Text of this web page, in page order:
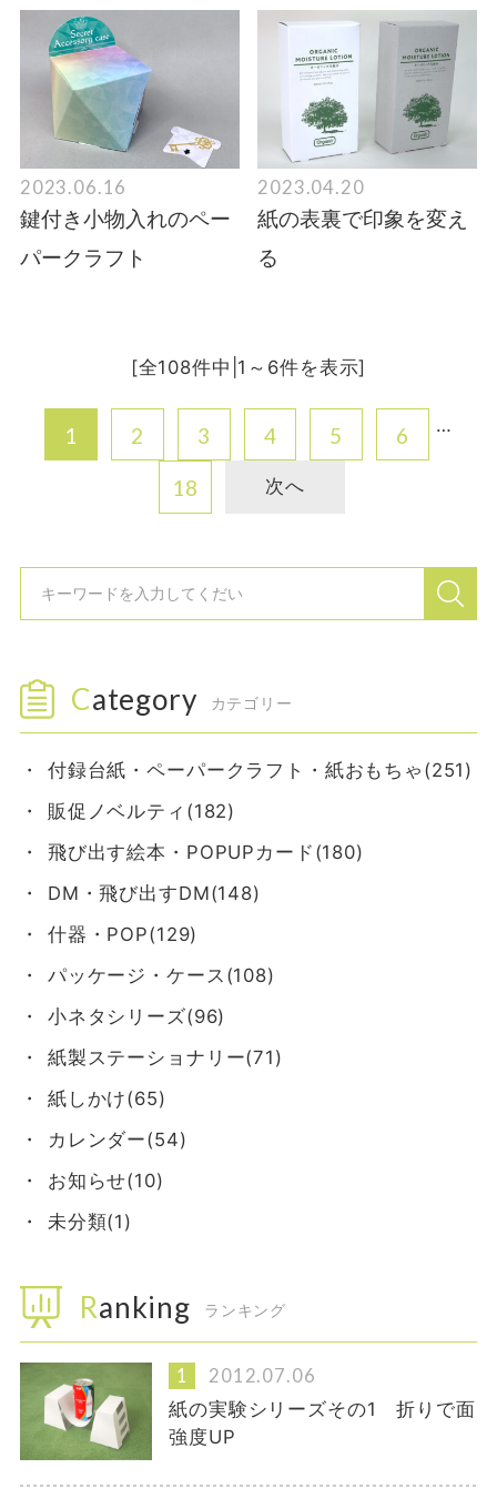
2023.06.16
鍵付き小物入れのペー
パークラフト
2023.04.20
紙の表裏で印象を変え
る
[全108件中|1～6件を表示]
1 2 3 4 5 6 …
18 次へ
Category カテゴリー
付録台紙・ペーパークラフト・紙おもちゃ(251)
販促ノベルティ(182)
飛び出す絵本・POPUPカード(180)
DM・飛び出すDM(148)
什器・POP(129)
パッケージ・ケース(108)
小ネタシリーズ(96)
紙製ステーショナリー(71)
紙しかけ(65)
カレンダー(54)
お知らせ(10)
未分類(1)
Ranking ランキング
2012.07.06
紙の実験シリーズその1 折りで面
強度UP